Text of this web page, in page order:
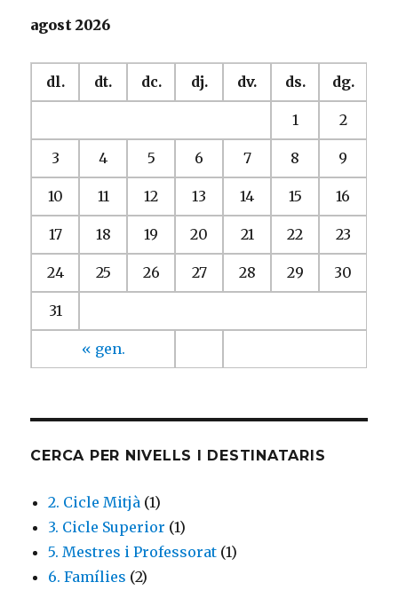
agost 2026
dl. dt. dc. dj. dv. ds. dg.
« gen.
1 2
3 4 5 6 7 8 9
10 11 12 13 14 15 16
17 18 19 20 21 22 23
24 25 26 27 28 29 30
31
CERCA PER NIVELLS I DESTINATARIS
2. Cicle Mitjà (1)
3. Cicle Superior (1)
5. Mestres i Professorat (1)
6. Famílies (2)